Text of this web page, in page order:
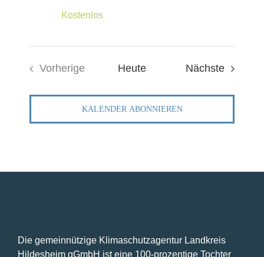
Kostenlos
Vorherige
Heute Nächste
KALENDER ABONNIEREN
Die gemeinnützige Klimaschutzagentur Landkreis
Hildesheim gGmbH ist eine 100-prozentige Tochter